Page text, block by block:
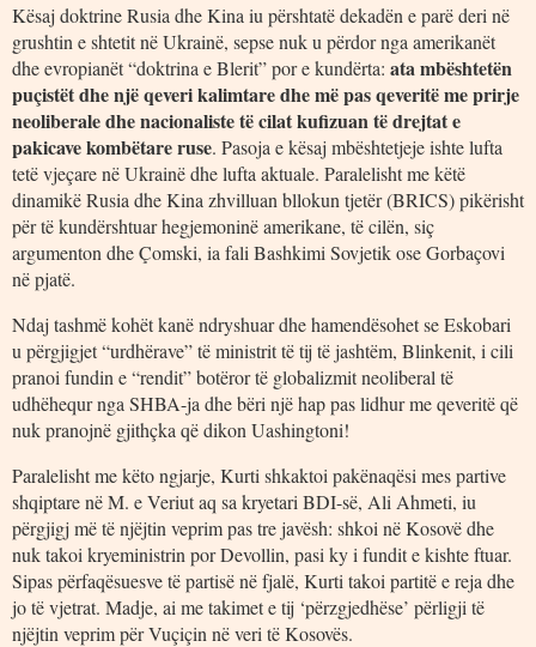
Kësaj doktrine Rusia dhe Kina iu përshtatë dekadën e parë deri në
grushtin e shtetit në Ukrainë, sepse nuk u përdor nga amerikanët
dhe evropianët “doktrina e Blerit” por e kundërta: ata mbështetën
puçistët dhe një qeveri kalimtare dhe më pas qeveritë me prirje
neoliberale dhe nacionaliste të cilat kufizuan të drejtat e
pakicave kombëtare ruse. Pasoja e kësaj mbështetjeje ishte lufta
tetë vjeçare në Ukrainë dhe lufta aktuale. Paralelisht me këtë
dinamikë Rusia dhe Kina zhvilluan bllokun tjetër (BRICS) pikërisht
për të kundërshtuar hegjemoninë amerikane, të cilën, siç
argumenton dhe Çomski, ia fali Bashkimi Sovjetik ose Gorbaçovi
në pjatë.
Ndaj tashmë kohët kanë ndryshuar dhe hamendësohet se Eskobari
u përgjigjet “urdhërave” të ministrit të tij të jashtëm, Blinkenit, i cili
pranoi fundin e “rendit” botëror të globalizmit neoliberal të
udhëhequr nga SHBA-ja dhe bëri një hap pas lidhur me qeveritë që
nuk pranojnë gjithçka që dikon Uashingtoni!
Paralelisht me këto ngjarje, Kurti shkaktoi pakënaqësi mes partive
shqiptare në M. e Veriut aq sa kryetari BDI-së, Ali Ahmeti, iu
përgjigj më të njëjtin veprim pas tre javësh: shkoi në Kosovë dhe
nuk takoi kryeministrin por Devollin, pasi ky i fundit e kishte ftuar.
Sipas përfaqësuesve të partisë në fjalë, Kurti takoi partitë e reja dhe
jo të vjetrat. Madje, ai me takimet e tij ‘përzgjedhëse’ përligji të
njëjtin veprim për Vuçiçin në veri të Kosovës.